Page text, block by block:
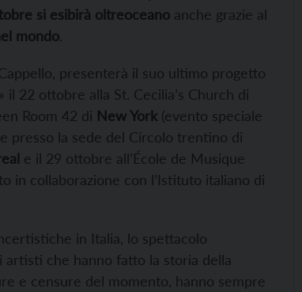
si esibirà oltreoceano anche grazie al
mondo.
presenterà il suo ultimo progetto
» il 22 ottobre alla St. Cecilia’s Church di
Room 42 di New York (evento speciale
presso la sede del Circolo trentino di
e il 29 ottobre all’École de Musique
in collaborazione con l’Istituto italiano di
in Italia, lo spettacolo
artisti che hanno fatto la storia della
e censure del momento, hanno sempre